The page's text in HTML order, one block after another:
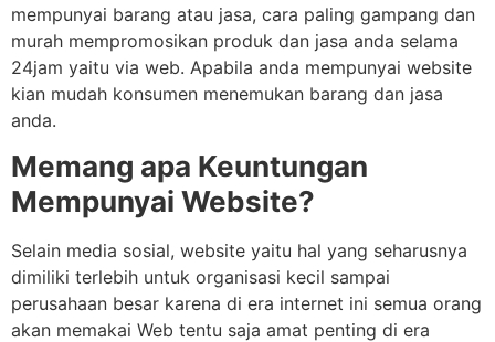
mempunyai barang atau jasa, cara paling gampang dan
murah mempromosikan produk dan jasa anda selama
24jam yaitu via web. Apabila anda mempunyai website
kian mudah konsumen menemukan barang dan jasa
anda.
Memang apa Keuntungan
Mempunyai Website?
Selain media sosial, website yaitu hal yang seharusnya
dimiliki terlebih untuk organisasi kecil sampai
perusahaan besar karena di era internet ini semua orang
akan memakai Web tentu saja amat penting di era